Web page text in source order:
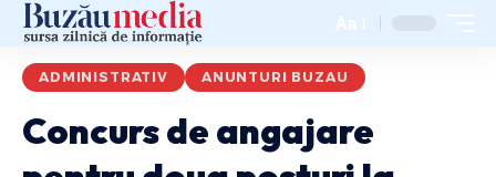
Aa
ADMINISTRATIV ANUNTURI BUZAU
Concurs de angajare